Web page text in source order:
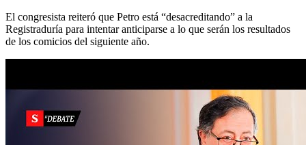
El congresista reiteró que Petro está “desacreditando” a la
Registraduría para intentar anticiparse a lo que serán los resultados
de los comicios del siguiente año.